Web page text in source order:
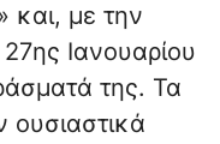
και, με την
Ιανουαρίου
της. Τα